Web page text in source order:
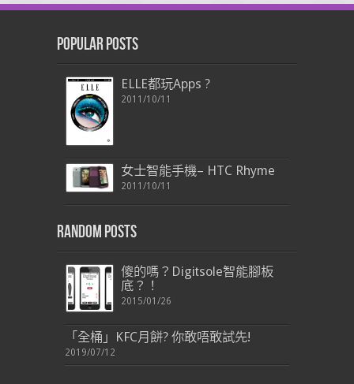
Popular Posts
ELLE都玩Apps ?
2011/10/11
女士智能手機– HTC Rhyme
2011/10/11
Random Posts
傻的嗎？Digitsole智能腳板
底？！
2015/01/26
「全桶」KFC月餅? 你敢唔敢試先!
2019/07/12